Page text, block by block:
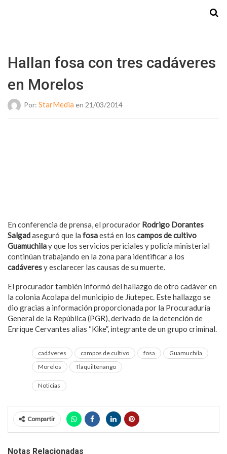
Hallan fosa con tres cadáveres
en Morelos
Por: StarMedia en 21/03/2014
En conferencia de prensa, el procurador Rodrigo Dorantes
Salgadaseguró que la fosaestá en los campos de cultivo
Guamuchilay que los servicios periciales y policía ministerial
continúan trabajando en la zona para identificar a los
cadáveresy esclarecer las causas de su muerte.
El procurador también informó del hallazgo de otro cadáver en
la colonia Acolapa del municipio de Jiutepec. Este hallazgo se
dio gracias a información proporcionada por la Procuraduría
General de la República (PGR), derivado de la detención de
Enrique Cervantes alias “Kike”, integrante de un grupo criminal.
cadáveres campos de cultivo fosa
Guamuchila
Morelos
Tlaquiltenango
Noticias
Compartir
Notas Relacionadas